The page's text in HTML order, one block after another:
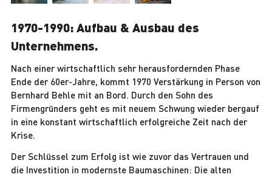
1970-1990: Aufbau & Ausbau des
Unternehmens.
Nach einer wirtschaftlich sehr herausfordernden Phase
Ende der 60er-Jahre, kommt 1970 Verstärkung in Person von
Bernhard Behle mit an Bord. Durch den Sohn des
Firmengründers geht es mit neuem Schwung wieder bergauf
in eine konstant wirtschaftlich erfolgreiche Zeit nach der
Krise.
Der Schlüssel zum Erfolg ist wie zuvor das Vertrauen und
die Investition in modernste Baumaschinen: Die alten